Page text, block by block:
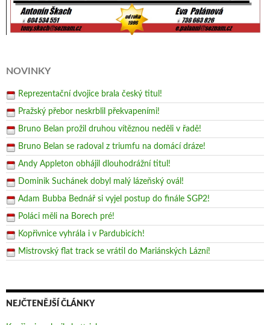
NOVINKY
Reprezentační dvojice brala český titul!
Pražský přebor neskrblil překvapeními!
Bruno Belan prožil druhou vítěznou neděli v řadě!
Bruno Belan se radoval z triumfu na domácí dráze!
Andy Appleton obhájil dlouhodrážní titul!
Dominik Suchánek dobyl malý lázeňský ovál!
Adam Bubba Bednář si vyjel postup do finále SGP2!
Poláci měli na Borech pré!
Kopřivnice vyhrála i v Pardubicích!
Mistrovský flat track se vrátil do Mariánských Lázní!
NEJČTENĚJŠÍ ČLÁNKY